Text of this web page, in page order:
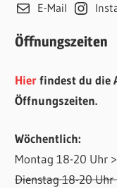
E-Mail
Öffnungszeiten
Hierfindest du die
Öffnungszeiten.
Wöchentlich:
Montag 18-20 Uhr >
Dienstag 18-20 Uhr